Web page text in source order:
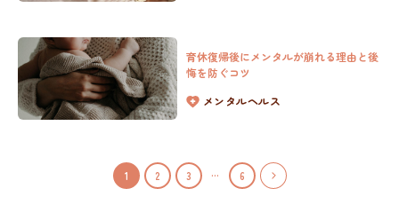
お問い合わせ
法人向けプラン
今すぐLINEで予約する
育休復帰後にメンタルが崩れる理由と後
悔を防ぐコツ
メンタルヘルス
1 2 3 … 6